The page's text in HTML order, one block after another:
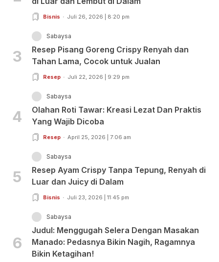
Bisnis Juli 26, 2026 | 8:20 pm
3
Sabaysa
Resep Pisang Goreng Crispy Renyah dan
Tahan Lama, Cocok untuk Jualan
Resep Juli 22, 2026 | 9:29 pm
4
Sabaysa
Olahan Roti Tawar: Kreasi Lezat Dan Praktis
Yang Wajib Dicoba
Resep April 25, 2026 | 7:06 am
5
Sabaysa
Resep Ayam Crispy Tanpa Tepung, Renyah di
Luar dan Juicy di Dalam
Bisnis Juli 23, 2026 | 11:45 pm
6
Sabaysa
Judul: Menggugah Selera Dengan Masakan
Manado: Pedasnya Bikin Nagih, Ragamnya
Bikin Ketagihan!